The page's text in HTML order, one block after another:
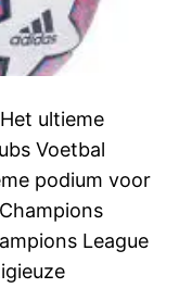
ultieme
Voetbal
podium voor
League